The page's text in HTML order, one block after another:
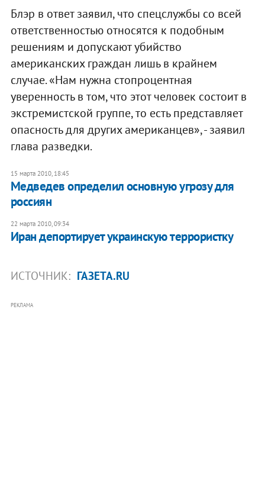
Блэр в ответ заявил, что спецслужбы со всей
ответственностью относятся к подобным
решениям и допускают убийство
американских граждан лишь в крайнем
случае. «Нам нужна стопроцентная
уверенность в том, что этот человек состоит в
экстремистской группе, то есть представляет
опасность для других американцев», - заявил
глава разведки.
15 марта 2010, 18:45
Медведев определил основную угрозу для
россиян
22 марта 2010, 09:34
Иран депортирует украинскую террористку
ИСТОЧНИК: ГАЗЕТА.RU
РЕКЛАМА